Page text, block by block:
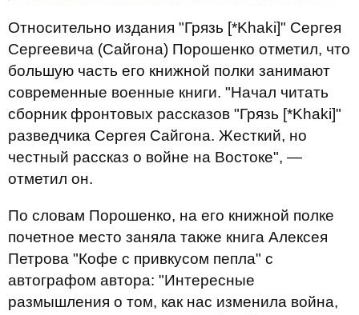
Относительно издания "Грязь [*Khaki]" Сергея
Сергеевича (Сайгона) Порошенко отметил, что
большую часть его книжной полки занимают
современные военные книги. "Начал читать
сборник фронтовых рассказов "Грязь [*Khaki]"
разведчика Сергея Сайгона. Жесткий, но
честный рассказ о войне на Востоке", —
отметил он.
По словам Порошенко, на его книжной полке
почетное место заняла также книга Алексея
Петрова "Кофе с привкусом пепла" с
автографом автора: "Интересные
размышления о том, как нас изменила война,